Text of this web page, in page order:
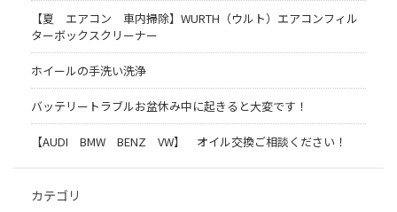
【夏 エアコン 車内掃除】WURTH（ウルト）エアコンフィル
ターボックスクリーナー
ホイールの手洗い洗浄
バッテリートラブルお盆休み中に起きると大変です！
【AUDI BMW BENZ VW】 オイル交換ご相談ください！
カテゴリ